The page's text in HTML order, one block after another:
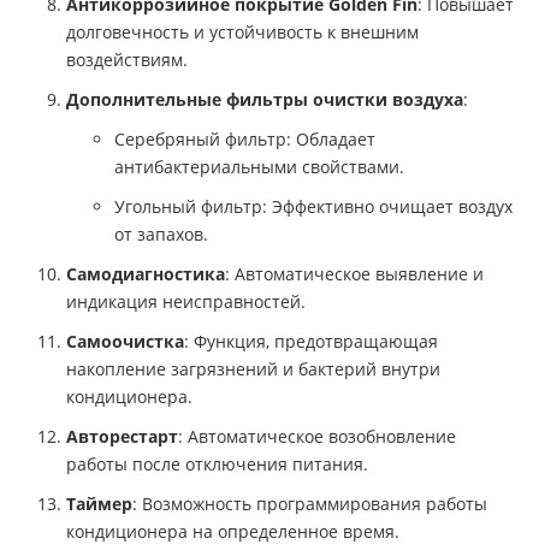
долговечность и устойчивость к внешним
воздействиям.
Дополнительные фильтры очистки воздуха:
Серебряный фильтр: Обладает
антибактериальными свойствами.
Угольный фильтр: Эффективно очищает воздух
от запахов.
Самодиагностика: Автоматическое выявление и
индикация неисправностей.
Самоочистка: Функция, предотвращающая
накопление загрязнений и бактерий внутри
кондиционера.
Авторестарт: Автоматическое возобновление
работы после отключения питания.
Таймер: Возможность программирования работы
кондиционера на определенное время.